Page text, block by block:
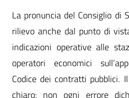
La pronuncia del Consiglio di
rilievo anche dal punto di
indicazioni operative alle
operatori economici
Codice dei contratti pubblici.
chiaro: non ogni errore